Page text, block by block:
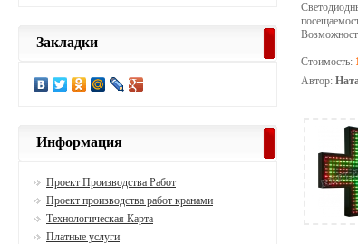
Стоимость:
Автор:
Закладки
Информация
Проект Производства Работ
Проект производства работ кранами
Технологическая Карта
Платные услуги